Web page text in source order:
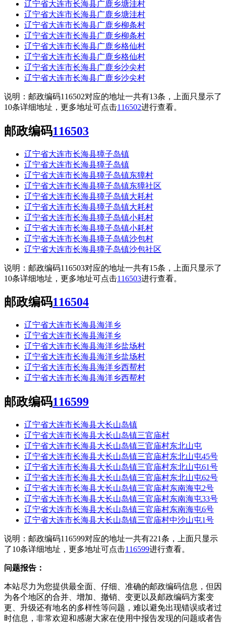
辽宁省大连市长海县广鹿乡塘洼村
辽宁省大连市长海县广鹿乡塘洼村
辽宁省大连市长海县广鹿乡柳条村
辽宁省大连市长海县广鹿乡柳条村
辽宁省大连市长海县广鹿乡格仙村
辽宁省大连市长海县广鹿乡格仙村
辽宁省大连市长海县广鹿乡沙尖村
辽宁省大连市长海县广鹿乡沙尖村
说明：邮政编码116502对应的地址一共有13条，上面只显示了
10条详细地址，更多地址可点击116502进行查看。
邮政编码116503
辽宁省大连市长海县獐子岛镇
辽宁省大连市长海县獐子岛镇
辽宁省大连市长海县獐子岛镇东獐村
辽宁省大连市长海县獐子岛镇东獐社区
辽宁省大连市长海县獐子岛镇大耗村
辽宁省大连市长海县獐子岛镇大耗村
辽宁省大连市长海县獐子岛镇小耗村
辽宁省大连市长海县獐子岛镇小耗村
辽宁省大连市长海县獐子岛镇沙包村
辽宁省大连市长海县獐子岛镇沙包社区
说明：邮政编码116503对应的地址一共有15条，上面只显示了
10条详细地址，更多地址可点击116503进行查看。
邮政编码116504
辽宁省大连市长海县海洋乡
辽宁省大连市长海县海洋乡
辽宁省大连市长海县海洋乡盐场村
辽宁省大连市长海县海洋乡盐场村
辽宁省大连市长海县海洋乡西帮村
辽宁省大连市长海县海洋乡西帮村
邮政编码116599
辽宁省大连市长海县大长山岛镇
辽宁省大连市长海县大长山岛镇三官庙村
辽宁省大连市长海县大长山岛镇三官庙村东北山屯
辽宁省大连市长海县大长山岛镇三官庙村东北山屯45号
辽宁省大连市长海县大长山岛镇三官庙村东北山屯61号
辽宁省大连市长海县大长山岛镇三官庙村东北山屯62号
辽宁省大连市长海县大长山岛镇三官庙村东南海屯2号
辽宁省大连市长海县大长山岛镇三官庙村东南海屯33号
辽宁省大连市长海县大长山岛镇三官庙村东南海屯6号
辽宁省大连市长海县大长山岛镇三官庙村中沙山屯1号
说明：邮政编码116599对应的地址一共有221条，上面只显示
了10条详细地址，更多地址可点击116599进行查看。
问题报告：
本站尽力为您提供最全面、仔细、准确的邮政编码信息，但因
为各个地区的合并、增加、撤销、变更以及邮政编码方案变
更、升级还有地名的多样性等问题，难以避免出现错误或者过
时信息，非常欢迎和感谢大家在使用中报告发现的问题或者告